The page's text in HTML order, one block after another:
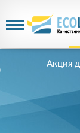
Акция